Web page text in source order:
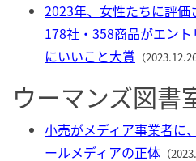
2023年、女性たちに評価
178社・358商品がエン
にいいこと大賞 （2023.12.26
ウーマンズ図書
小売がメディア事業者に
ールメディアの正体 （